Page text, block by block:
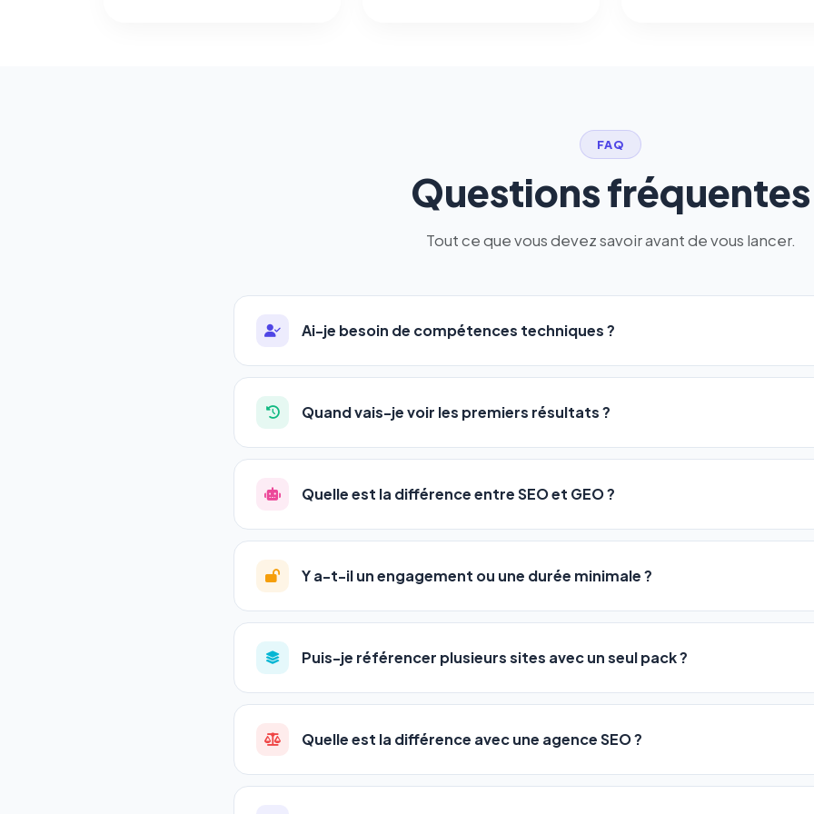
FAQ
Questions fréquentes
Tout ce que vous devez savoir avant de vous lancer.
Ai-je besoin de compétences techniques ?
Absolument pas. Notre logiciel a été conçu pour être accessible àtous les profils:
auto-entrepreneurs, PME ou agences. Pas de code, pas de configuration complexe —
l'adresse de votre site, décrivez votre activité, et le logiciel gère tout en automatique
Quand vais-je voir les premiers résultats ?
La plupart de nos utilisateurs observent une amélioration de leur positionnement en4
progression
votre tableau de bord.
Quelle est la différence entre SEO et GEO ?
LeSEO(Search Engine Optimization) vous positionne sur les moteurs classiques :
GEO(Generative Engine Optimization) va plus loin : il fait en sorte que les IA
Gemini et Perplexity
vous citent comme référence dans leurs réponses. Notre
deux simultanément et automatiquement.
Y a-t-il un engagement ou une durée minimale ?
Aucun engagement.Tous nos packs sont résiliables à tout moment, directement
en un clic, ou en nous contactant par téléphone (09 73 89 23 94) ou via le support en
pas de frais cachés. Votre liberté est totale.
Puis-je référencer plusieurs sites avec un seul pack ?
Oui ! Chaque pack couvre un nombre de sites différent :
Standard
•Pro→ jusqu'à 5 URLs
Quelle est la différence avec une agence SEO ?
Une agence SEO facture en moyenne entre500 et 3 000€/mois, sans garantie de